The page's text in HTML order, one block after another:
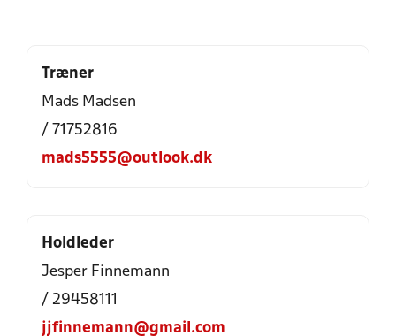
Træner
Mads Madsen
/ 71752816
mads5555@outlook.dk
Holdleder
Jesper Finnemann
/ 29458111
jjfinnemann@gmail.com